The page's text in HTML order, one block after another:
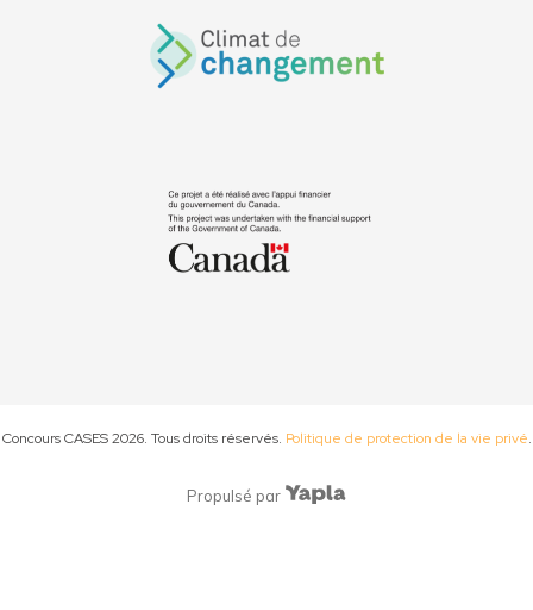
Concours CASES2026. Tous droits réservés. Politique de protection de la vie privé.
Propulsé par